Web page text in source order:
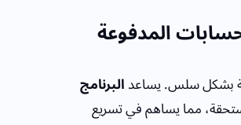
المدفوعة
بشكل سلس. يساعدالبرنامج
مما يساهم في تسريع